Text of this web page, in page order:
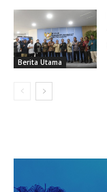
Berita Utama